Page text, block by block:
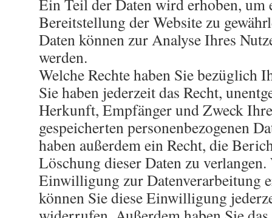
Ein Teil der Daten wird erhoben, um
Bereitstellung der Website zu
Daten können zur Analyse Ihres
werden.
Welche Rechte haben Sie bezüglich
Sie haben jederzeit das Recht,
Herkunft, Empfänger und Zweck
gespeicherten personenbezogenen
haben außerdem ein Recht, die
Löschung dieser Daten zu verlangen.
Einwilligung zur Datenverarbeitung
können Sie diese Einwilligung